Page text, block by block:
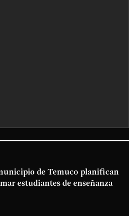
de Temuco planifican
estudiantes de enseñanza